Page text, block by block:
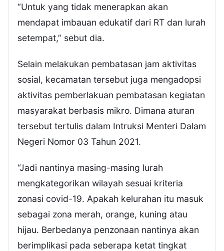
“Untuk yang tidak menerapkan akan
mendapat imbauan edukatif dari RT dan lurah
setempat,” sebut dia.
Selain melakukan pembatasan jam aktivitas
sosial, kecamatan tersebut juga mengadopsi
aktivitas pemberlakuan pembatasan kegiatan
masyarakat berbasis mikro. Dimana aturan
tersebut tertulis dalam Intruksi Menteri Dalam
Negeri Nomor 03 Tahun 2021.
“Jadi nantinya masing-masing lurah
mengkategorikan wilayah sesuai kriteria
zonasi covid-19. Apakah kelurahan itu masuk
sebagai zona merah, orange, kuning atau
hijau. Berbedanya penzonaan nantinya akan
berimplikasi pada seberapa ketat tingkat